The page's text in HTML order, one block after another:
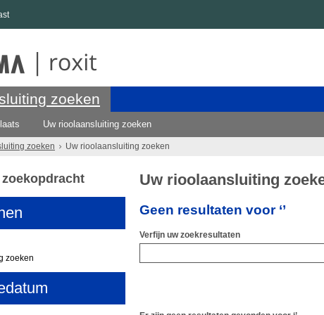
zoeken
Uw rioolaansluiting zoeken
zoeken Uw rioolaansluiting zoeken
Uw rioolaansluiting
Geen resultaten voor ‘’
Verfijn uw zoekresultaten
zoeken